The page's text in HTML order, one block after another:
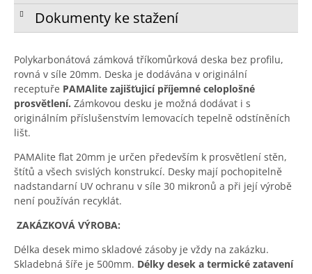
Dokumenty ke stažení
Polykarbonátová zámková tříkomůrková deska bez profilu,
rovná v síle 20mm. Deska je dodávána v originální
receptuře PAMAlite zajišťujicí příjemné celoplošné
prosvětlení. Zámkovou desku je možná dodávat i s
originálním příslušenstvím lemovacích tepelně odstíněních
lišt.
PAMAlite flat 20mm je určen především k prosvětlení stěn,
štítů a všech svislých konstrukcí. Desky mají pochopitelně
nadstandarní UV ochranu v síle 30 mikronů a při její výrobě
není používán recyklát.
ZAKÁZKOVÁ VÝROBA:
Délka desek mimo skladové zásoby je vždy na zakázku.
Skladebná šíře je 500mm. Délky desek a termické zatavení